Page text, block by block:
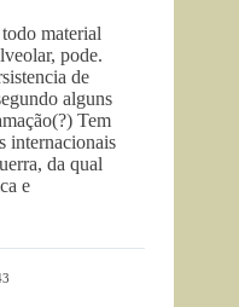
material
pode.
de
alguns
Tem
internacionais
da qual
e